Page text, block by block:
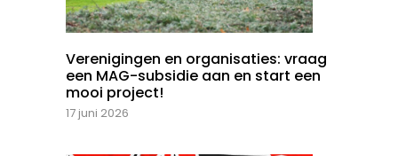
Verenigingen en organisaties: vraag
een MAG-subsidie aan en start een
mooi project!
17 juni 2026